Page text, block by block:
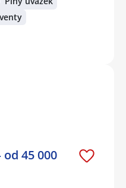
45 000